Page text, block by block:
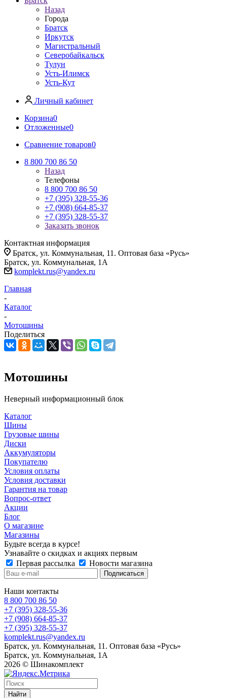
Назад
Города
Братск
Иркутск
Магистральный
Северобайкальск
Тулун
Усть-Илимск
Усть-Кут
Личный кабинет
Корзина0
Отложенные0
Сравнение товаров0
8 800 700 86 50
Назад
Телефоны
8 800 700 86 50
+7 (395) 328-55-36
+7 (908) 664-85-37
+7 (395) 328-55-37
Заказать звонок
Контактная информация
Братск, ул. Коммунальная, 11. Оптовая база «Русь»
Братск, ул. Коммунальная, 1А
komplekt.rus@yandex.ru
Главная
-
Каталог
-
Мотошины
Поделиться
Мотошины
Неверный информационный блок
Каталог
Шины
Грузовые шины
Диски
Аккумуляторы
Покупателю
Условия оплаты
Условия доставки
Гарантия на товар
Вопрос-ответ
Акции
Блог
О магазине
Магазины
Будьте всегда в курсе!
Узнавайте о скидках и акциях первым
Первая рассылка
Новости магазина
Наши контакты
8 800 700 86 50
+7 (395) 328-55-36
+7 (908) 664-85-37
+7 (395) 328-55-37
komplekt.rus@yandex.ru
Братск, ул. Коммунальная, 11. Оптовая база «Русь»
Братск, ул. Коммунальная, 1А
2026 © Шинакомплект
Найти